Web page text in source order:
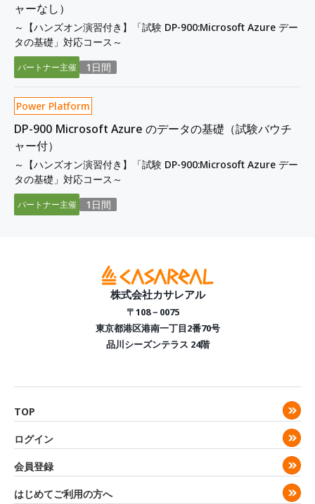
ャーなし）
～【ハンズオン演習付き】「試験 DP-900:Microsoft Azure デー
タの基礎」対応コース～
パートナー主催 1日間
Power Platform
DP-900 Microsoft Azure のデータの基礎（試験バウチ
ャー付）
～【ハンズオン演習付き】「試験 DP-900:Microsoft Azure デー
タの基礎」対応コース～
パートナー主催 1日間
株式会社カサレアル
〒108－0075
東京都港区港南一丁目2番70号
品川シーズンテラス 24階
TOP
ログイン
会員登録
はじめてご利用の方へ